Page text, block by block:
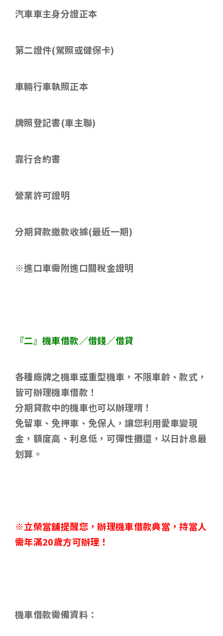
汽車車主身分證正本
第二證件(駕照或健保卡)
車輛行車執照正本
牌照登記書(車主聯)
靠行合約書
營業許可證明
分期貸款繳款收據(最近一期)
※進口車需附進口關稅金證明
『二』機車借款／借錢／借貸
各種廠牌之機車或重型機車，不限車齡、款式，
皆可辦理機車借款！
分期貸款中的機車也可以辦理唷！
免留車、免押車、免保人，讓您利用愛車變現
金，額度高、利息低，可彈性攤還，以日計息最
划算。
※立榮當舖提醒您，辦理機車借款典當，持當人
需年滿20歲方可辦理！
機車借款需備資料 ：